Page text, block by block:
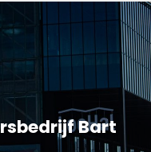
Bart